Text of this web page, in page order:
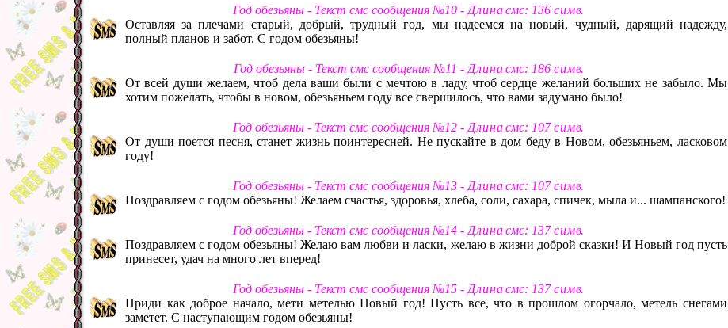
Год обезьяны - Текст смс сообщения №10 - Д л и н асмс: 136 с и м в.
Оставляя за плечами старый, добрый, трудный год, мы надеемся на новый, чудный, дарящий надежду,
полный планов и забот. С годом обезьяны!
Год обезьяны - Текст смс сообщения №11 - Д л и н асмс: 186 с и м в.
От всей души желаем, чтоб дела ваши были с мечтою в ладу, чтоб сердце желаний больших не забыло. Мы
хотим пожелать, чтобы в новом, обезьяньем году все свершилось, что вами задумано было!
Год обезьяны - Текст смс сообщения №12 - Д л и н асмс: 107с и м в.
От души поется песня, станет жизнь поинтересней. Не пускайте в дом беду в Новом, обезьяньем, ласковом
году!
Год обезьяны - Текст смс сообщения №13 - Д л и н асмс: 107с и м в.
Поздравляем с годом обезьяны! Желаем счастья, здоровья, хлеба, соли, сахара, спичек, мыла и... шампанского!
Год обезьяны - Текст смс сообщения №14 - Д л и н асмс: 137с и м в.
Поздравляем с годом обезьяны! Желаю вам любви и ласки, желаю в жизни доброй сказки! И Новый год пусть
принесет, удач на много лет вперед!
Год обезьяны - Текст смс сообщения №15 - Д л и н асмс: 137с и м в.
Приди как доброе начало, мети метелью Новый год! Пусть все, что в прошлом огорчало, метель снегами
заметет. С наступающим годом обезьяны!